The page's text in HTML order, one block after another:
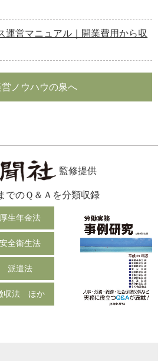
運営マニュアル｜開業費用から収
ノウハウの泉へ
監修提供
でのＱ＆Ａを分類収録
厚生年金法
安全衛生法
派遣法
収法 ほか